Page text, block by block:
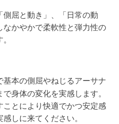
屈と動き」、「日常の動
かやかで柔軟性と弾力性の
本の側屈やねじるアーサナ
身体の変化を実感します。
とにより快適でかつ安定感
しに来てください。